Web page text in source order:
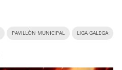
PAVILLÓN MUNICIPAL LIGA GALEGA